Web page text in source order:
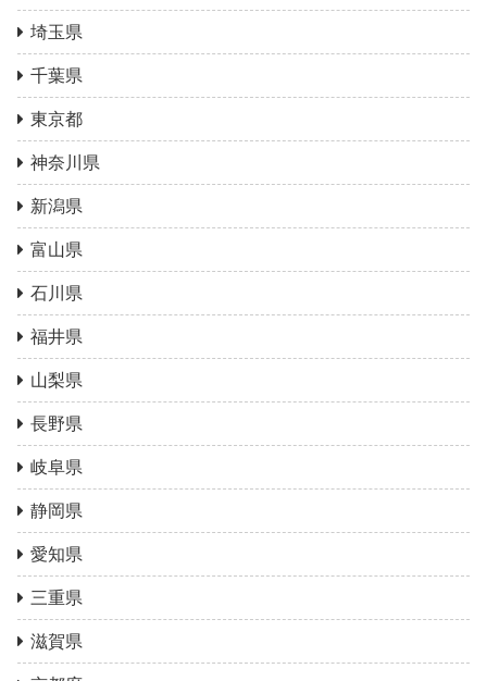
埼玉県
千葉県
東京都
神奈川県
新潟県
富山県
石川県
福井県
山梨県
長野県
岐阜県
静岡県
愛知県
三重県
滋賀県